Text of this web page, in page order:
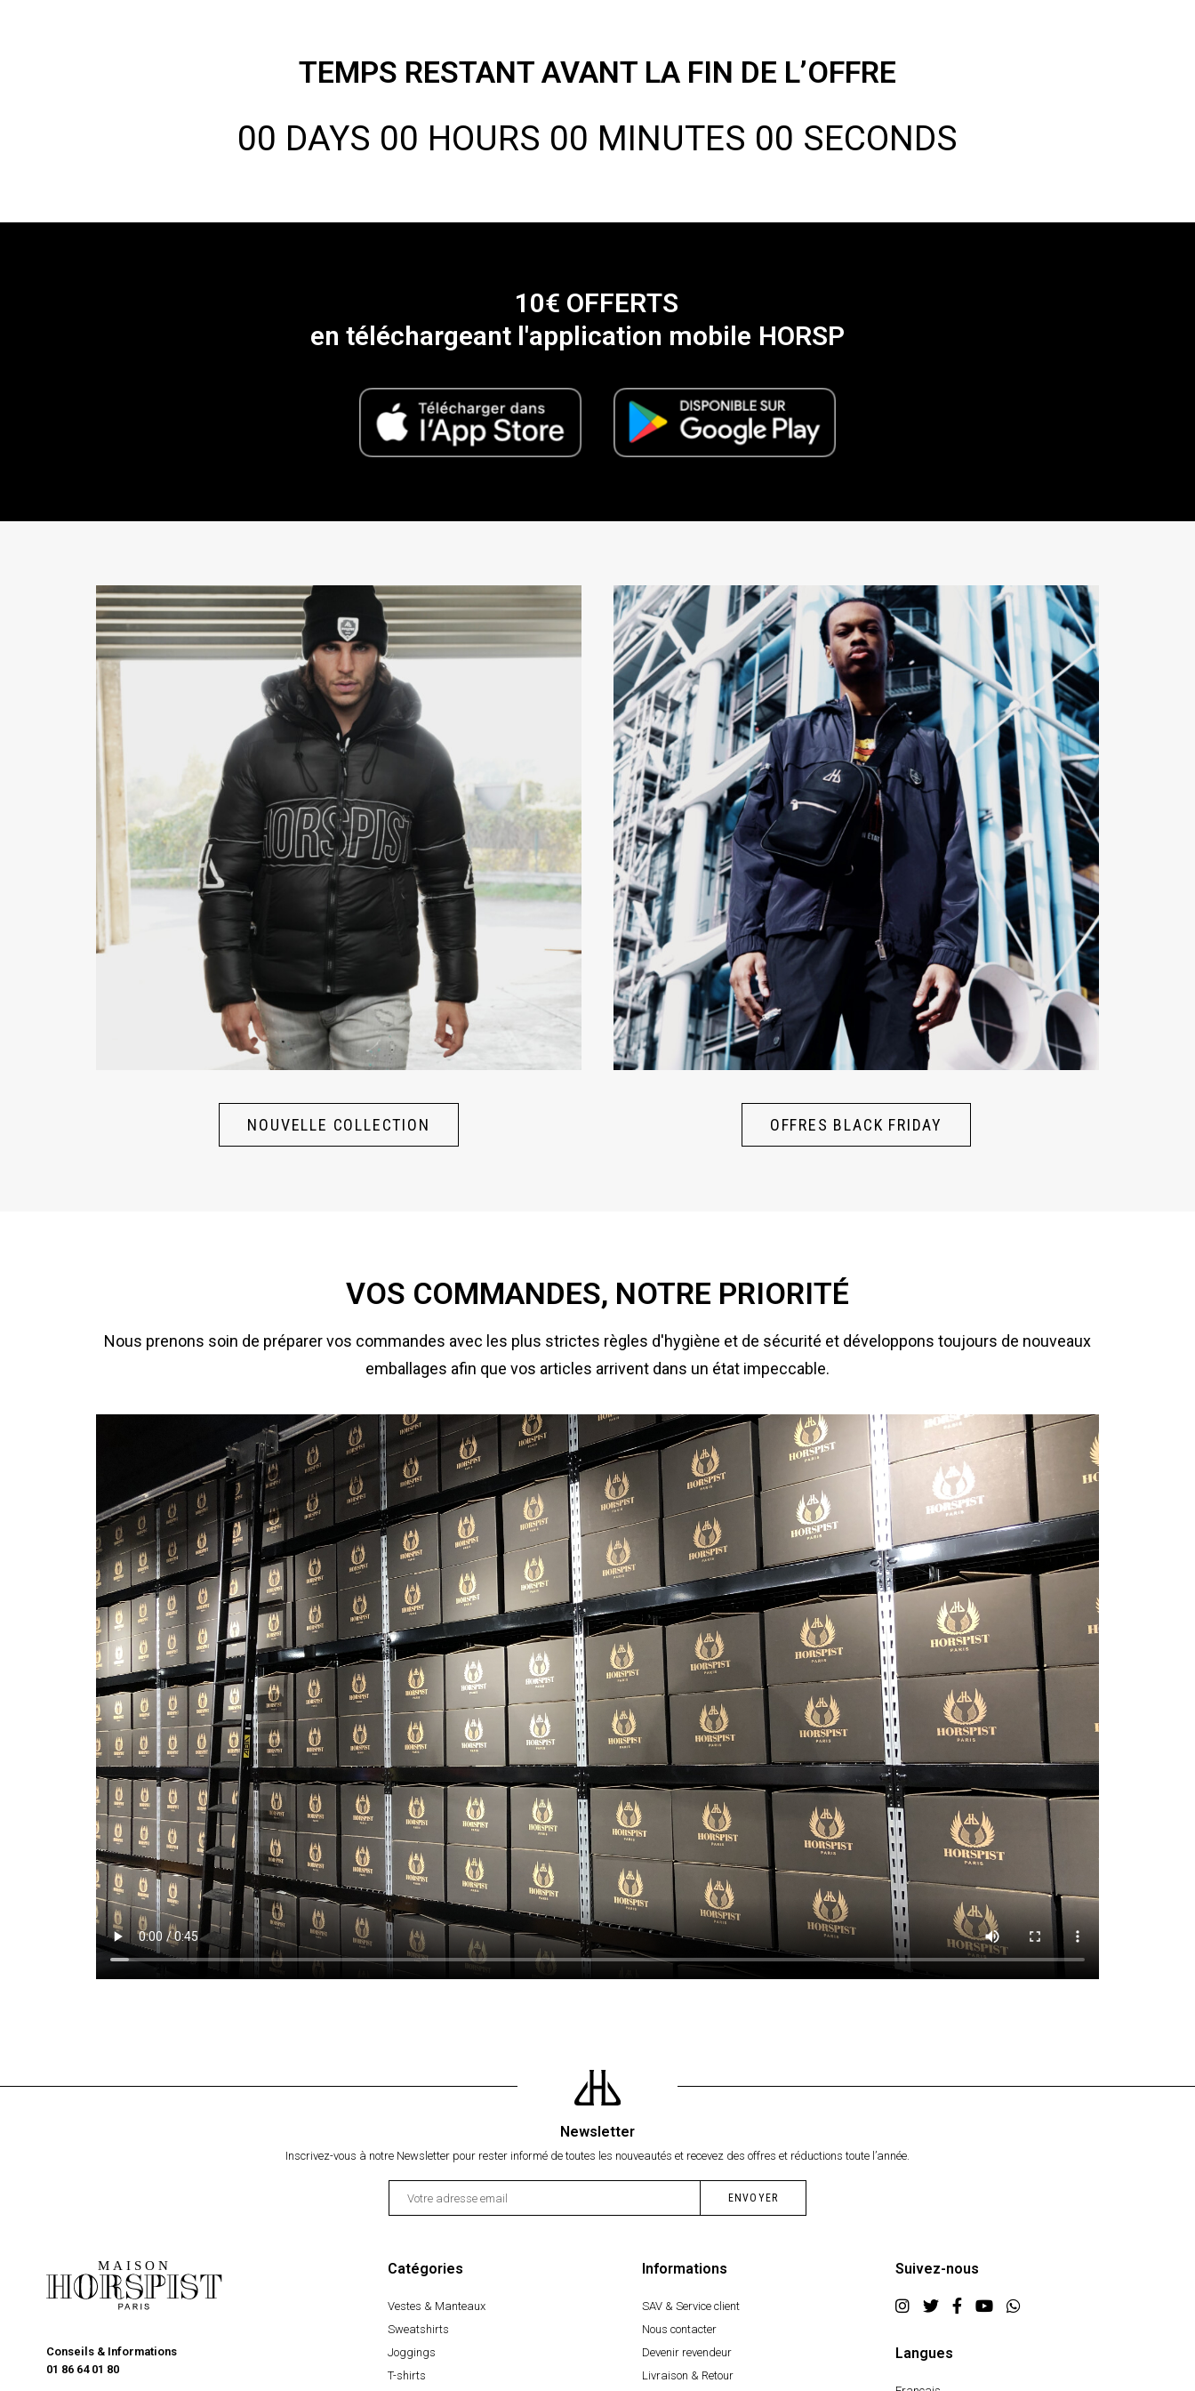
TEMPS RESTANT AVANT LA FIN DE L’OFFRE
00 DAYS 00 HOURS 00 MINUTES 00 SECONDS
1 0€ OFFERTS
en téléchargeant l'application mobile HORSP
NOUVELLE COLLECTION OFFRES BLACK FRIDAY
VOS COMMANDES, NOTRE PRIORITÉ
Nous prenons soin de préparer vos commandes avec les plus strictes règles d'hygiène et de sécurité et développons toujours de nouveaux
emballages afin que vos articles arrivent dans un état impeccable.
Newsletter
Inscrivez-vous à notre Newsletter pour rester informé de toutes les nouveautés et recevez des offres et réductions toute l’année.
Conseils & Informations
01 86 64 01 80
Catégories
Vestes & Manteaux
Sweatshirts
Joggings
T-shirts
Informations
SAV & Service client
Nous contacter
Devenir revendeur
Livraison & Retour
Suivez-nous
Langues